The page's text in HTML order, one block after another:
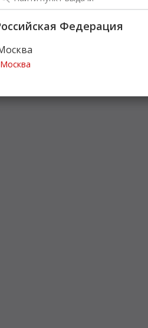
Федерация
Москва